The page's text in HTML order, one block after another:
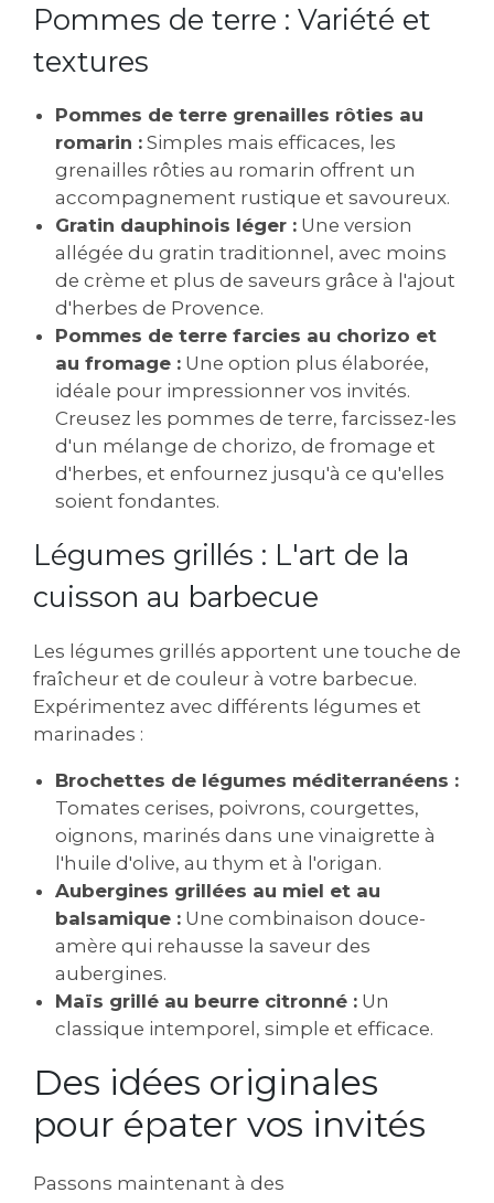
Pommes de terre : Variété et
textures
Pommes de terre grenailles rôties au
romarin : Simples mais efficaces, les
grenailles rôties au romarin offrent un
accompagnement rustique et savoureux.
Gratin dauphinois léger : Une version
allégée du gratin traditionnel, avec moins
de crème et plus de saveurs grâce à l'ajout
d'herbes de Provence.
Pommes de terre farcies au chorizo et
au fromage : Une option plus élaborée,
idéale pour impressionner vos invités.
Creusez les pommes de terre, farcissez-les
d'un mélange de chorizo, de fromage et
d'herbes, et enfournez jusqu'à ce qu'elles
soient fondantes.
Légumes grillés : L'art de la
cuisson au barbecue
Les légumes grillés apportent une touche de
fraîcheur et de couleur à votre barbecue.
Expérimentez avec différents légumes et
marinades :
Brochettes de légumes méditerranéens :
Tomates cerises, poivrons, courgettes,
oignons, marinés dans une vinaigrette à
l'huile d'olive, au thym et à l'origan.
Aubergines grillées au miel et au
balsamique : Une combinaison douce-
amère qui rehausse la saveur des
aubergines.
Maïs grillé au beurre citronné : Un
classique intemporel, simple et efficace.
Des idées originales
pour épater vos invités
Passons maintenant à des